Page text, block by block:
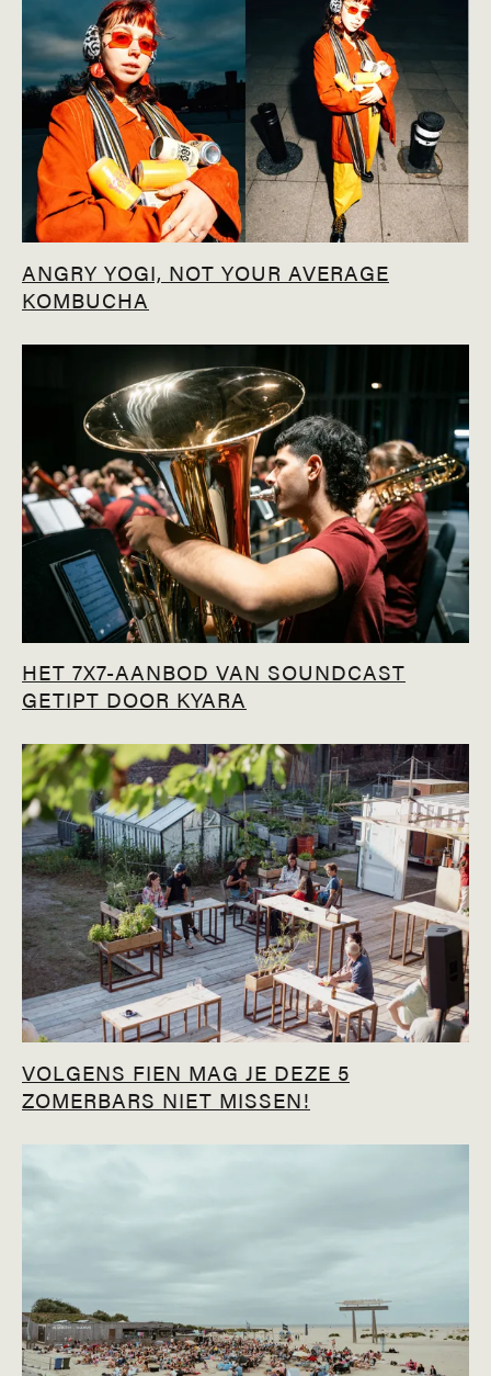
ANGRY YOGI, NOT YOUR AVERAGE
KOMBUCHA
HET 7X7-AANBOD VAN SOUNDCAST
GETIPT DOOR KYARA
VOLGENS FIEN MAG JE DEZE 5
ZOMERBARS NIET MISSEN!